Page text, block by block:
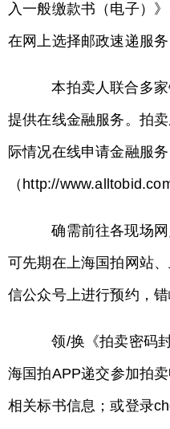
入一般缴款书（电子）
在网上选择邮政速递服务
本拍卖人联合多家
提供在线金融服务。拍
际情况在线申请金融服
（http://
确需前往各现场网
可先期在上海国拍网站
信公众号上进行预约，
领/换《拍卖密码封
海国拍APP递交参加拍
相关标书信息；或登录